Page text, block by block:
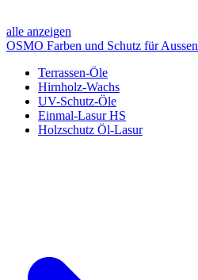
alle anzeigen
OSMO Farben und Schutz für Aussen
Terrassen-Öle
Hirnholz-Wachs
UV-Schutz-Öle
Einmal-Lasur HS
Holzschutz Öl-Lasur